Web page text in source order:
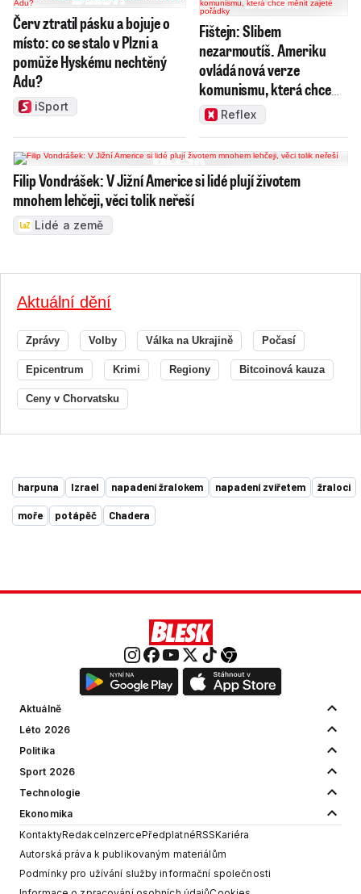
Červ ztratil pásku a bojuje o
místo: co se stalo v Plzni a
pomůže Hyskému nechtěný
Adu?
iSport
Fištejn: Slibem
nezarmoutíš. Ameriku
ovládá nová verze
komunismu, která chce
měnit zajeté pořádky
Reflex
Filip Vondrášek: V Jižní Americe si lidé plují životem
mnohem lehčeji, věci tolik neřeší
Lidé a země
Aktuální dění
Zprávy Volby Válka na Ukrajině Počasí
Epicentrum Krimi Regiony Bitcoinová kauza
Ceny v Chorvatsku
harpuna Izrael napadení žralokem napadení zvířetem žraloci
moře potápěč Chadera
Aktuálně
Léto 2026
Politika
Sport 2026
Technologie
Ekonomika
KontaktyRedakceInzercePředplatnéRSSKariéra
Autorská práva k publikovaným materiálům
Podmínky pro užívání služby informační společnosti